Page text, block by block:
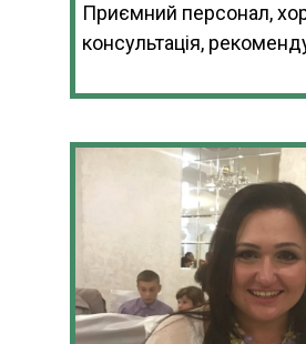
Приємний персонал,
консультація,